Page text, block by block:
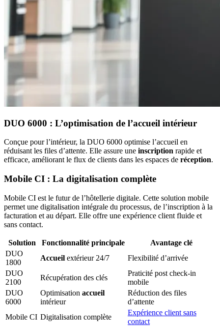
DUO 6000 : L’optimisation de l’accueil intérieur
Conçue pour l’intérieur, la DUO 6000 optimise l’accueil en
réduisant les files d’attente. Elle assure une inscription rapide et
efficace, améliorant le flux de clients dans les espaces de réception.
Mobile CI : La digitalisation complète
Mobile CI est le futur de l’hôtellerie digitale. Cette solution mobile
permet une digitalisation intégrale du processus, de l’inscription à la
facturation et au départ. Elle offre une expérience client fluide et
sans contact.
Solution Fonctionnalité principale
Avantage clé
DUO
1800
Accueil extérieur 24/7
Flexibilité d’arrivée
DUO
2100
Récupération des clés
Praticité post check-in
mobile
DUO
6000
Optimisation accueil
intérieur
Réduction des files
d’attente
Mobile CI Digitalisation complète
Expérience client sans
contact